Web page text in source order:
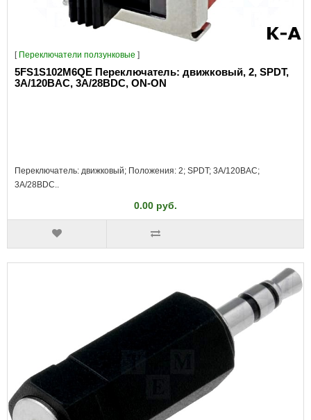
[ Переключатели ползунковые ]
5FS1S102M6QE Переключатель: движковый, 2, SPDT,
3A/120ВAC, 3A/28ВDC, ON-ON
Переключатель: движковый; Положения: 2; SPDT; 3A/120ВAC;
3A/28ВDC..
0.00 руб.